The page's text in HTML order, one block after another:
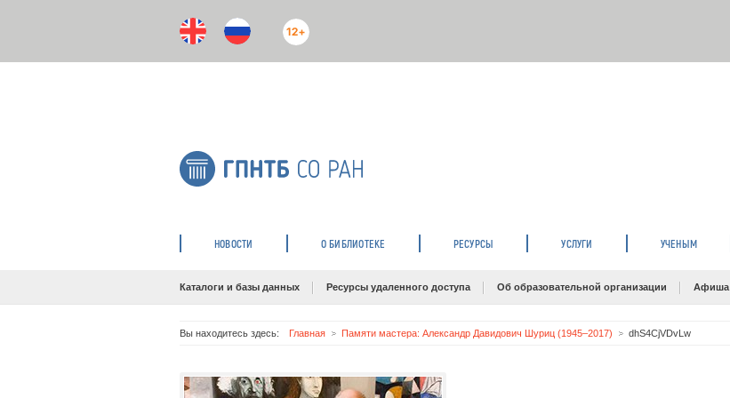
12+
НОВОСТИ О БИБЛИОТЕКЕ РЕСУРСЫ УСЛУГИ УЧЕНЫМ
Каталоги и базы данных Ресурсы удаленного доступа Об образовательной организации Афиша
Вы находитесь здесь: Главная Памяти мастера: Александр Давидович Шуриц (1945–2017) dhS4CjVDvLw